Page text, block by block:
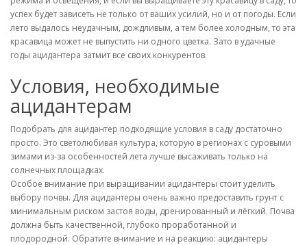
успех будет зависеть не только от ваших усилий, но и от погоды. Если
лето выдалось неудачным, дождливым, а тем более холодным, то эта
красавица может не выпустить ни одного цветка. Зато в удачные
годы ацидантера затмит все своих конкурентов.
Условия, необходимые
ацидантерам
Подобрать для ацидантер подходящие условия в саду достаточно
просто. Это светолюбивая культура, которую в регионах с суровыми
зимами из-за особенностей лета лучше высаживать только на
солнечных площадках.
Особое внимание при выращивании ацидантеры стоит уделить
выбору почвы. Для ацидантеры очень важно предоставить грунт с
минимальным риском застоя воды, дренированный и лёгкий. Почва
должна быть качественной, глубоко проработанной и
плодородной. Обратите внимание и на реакцию: ацидантеры